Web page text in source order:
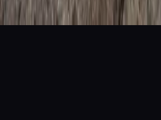
Powered by ETSTORE